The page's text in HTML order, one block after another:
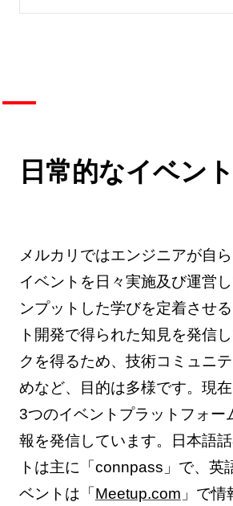
日常的なイベント
メルカリではエンジニアが自
イベントを日々実施及び運営
ンプットした学びを定着させ
ト開発で得られた知見を発信
クを得るため、技術コミュニ
めなど、目的は多様です。現
3つのイベントプラットフォー
報を発信しています。日本語
トは主に「connpass」で、英
ベントは「 Meetup.com 」で